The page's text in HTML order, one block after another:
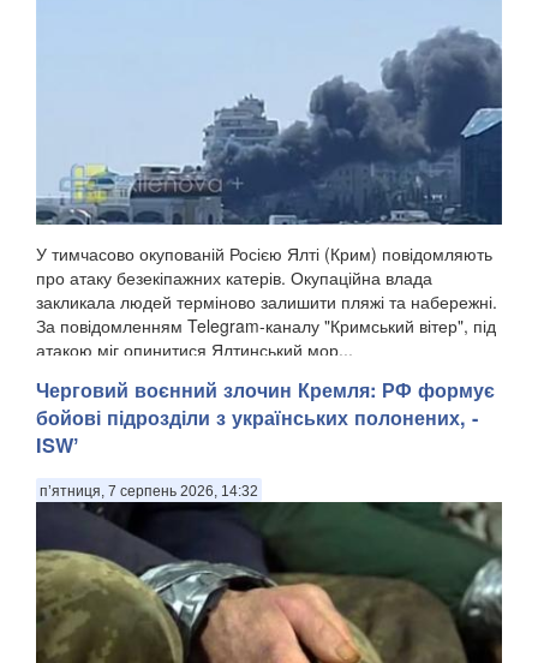
У тимчасово окупованій Росією Ялті (Крим) повідомляють
про атаку безекіпажних катерів. Окупаційна влада
закликала людей терміново залишити пляжі та набережні.
За повідомленням Telegram-каналу "Кримський вітер", під
атакою міг опинитися Ялтинський мор...
Черговий воєнний злочин Кремля: ​РФ формує
бойові підрозділи з українських полонених, -
ISWʼ
п’ятниця, 7 серпень 2026, 14:32